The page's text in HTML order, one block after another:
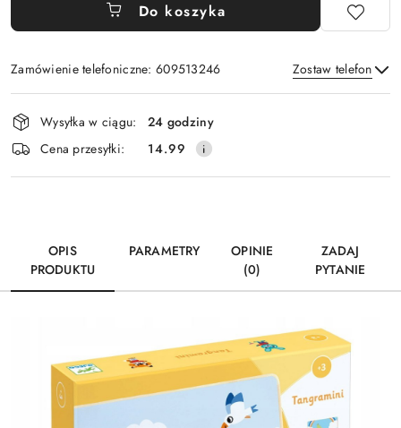
Do koszyka
Zamówienie telefoniczne: 609513246 Zostaw telefon
Wyślij
Dostępność
i
dostawa
Wysyłka w ciągu:
24 godziny
Cena przesyłki:
14.99
OPIS
PRODUKTU
PARAMETRY
OPINIE
(0)
ZADAJ
PYTANIE